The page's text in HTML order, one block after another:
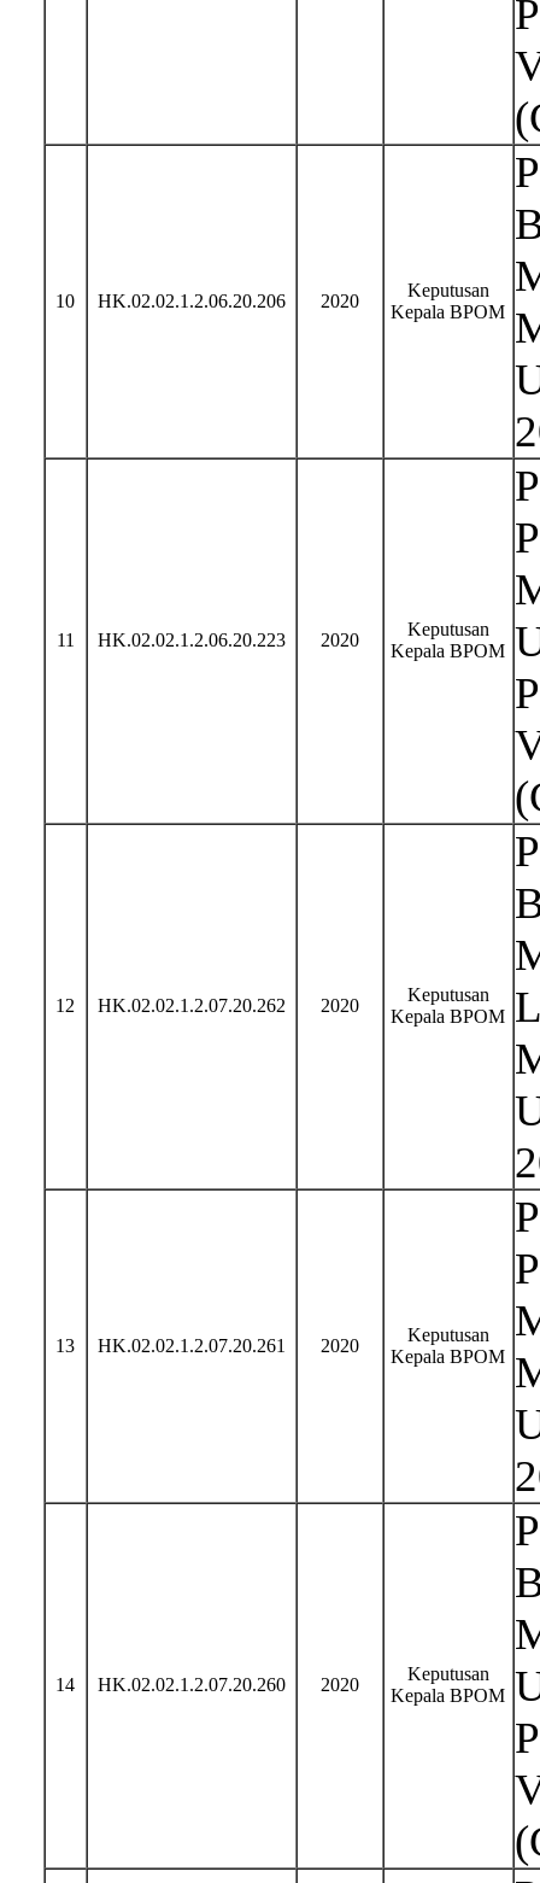
10 HK.02.02.1.2.06.20.206 2020
Keputusan
Kepala BPOM
11 HK.02.02.1.2.06.20.223 2020
Keputusan
Kepala BPOM
12 HK.02.02.1.2.07.20.262 2020
Keputusan
Kepala BPOM
13 HK.02.02.1.2.07.20.261 2020
Keputusan
Kepala BPOM
14 HK.02.02.1.2.07.20.260 2020
Keputusan
Kepala BPOM